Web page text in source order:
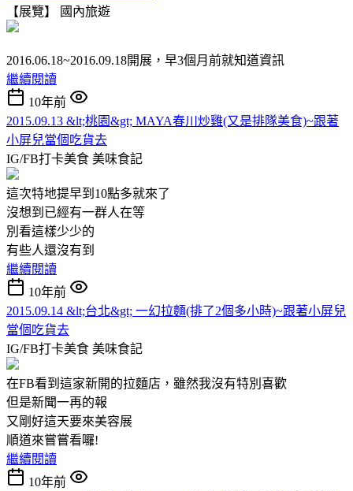
【展覽】
國內旅遊
2016.06.18~2016.09.18開展，早3個月前就知道資訊
繼續閱讀
10年前
2015.09.13 &lt;桃園&gt; MAYA春川炒雞(又是排隊美食)~跟著
小屏兒當個吃貨去
IG/FB打卡美食 美味食記
這次特地提早到10點多就來了
沒想到已經有一群人在等
別看這樣少少的
有些人還沒有到
繼續閱讀
10年前
2015.09.14 &lt;台北&gt; 一幻拉麵(排了2個多小時)~跟著小屏兒
當個吃貨去
IG/FB打卡美食 美味食記
在FB看到這家新開的拉麵店，雖然我沒有特別喜歡
但是新聞一再的報
又剛好這天要來美容展
順道來嘗嘗看囉!
繼續閱讀
10年前